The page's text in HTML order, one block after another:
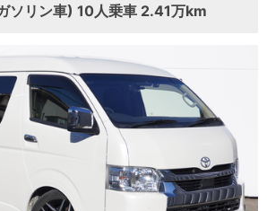
リン車) 10人乗車 2.41万km